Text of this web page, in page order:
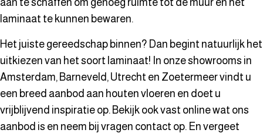
laminaat te kunnen bewaren.
Het juiste gereedschap binnen? Dan begint natuurlijk het
uitkiezen van het soort laminaat! In onze showrooms in
Amsterdam, Barneveld, Utrecht en Zoetermeer vindt u
een breed aanbod aan houten vloeren en doet u
vrijblijvend inspiratie op. Bekijk ook vast online wat ons
aanbod is en neem bij vragen contact op. En vergeet